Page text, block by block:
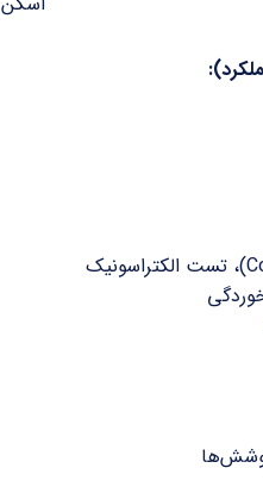
: